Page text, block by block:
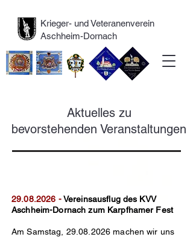
Krieger- und Veteranenverein
Aschheim-Dornach
Aktuelles zu
bevorstehenden Veranstaltungen
29.08.2026 -Vereinsausflug des KVV
Aschheim-Dornach zum Karpfhamer Fest
Am Samstag, 29.08.2026 machen wir uns